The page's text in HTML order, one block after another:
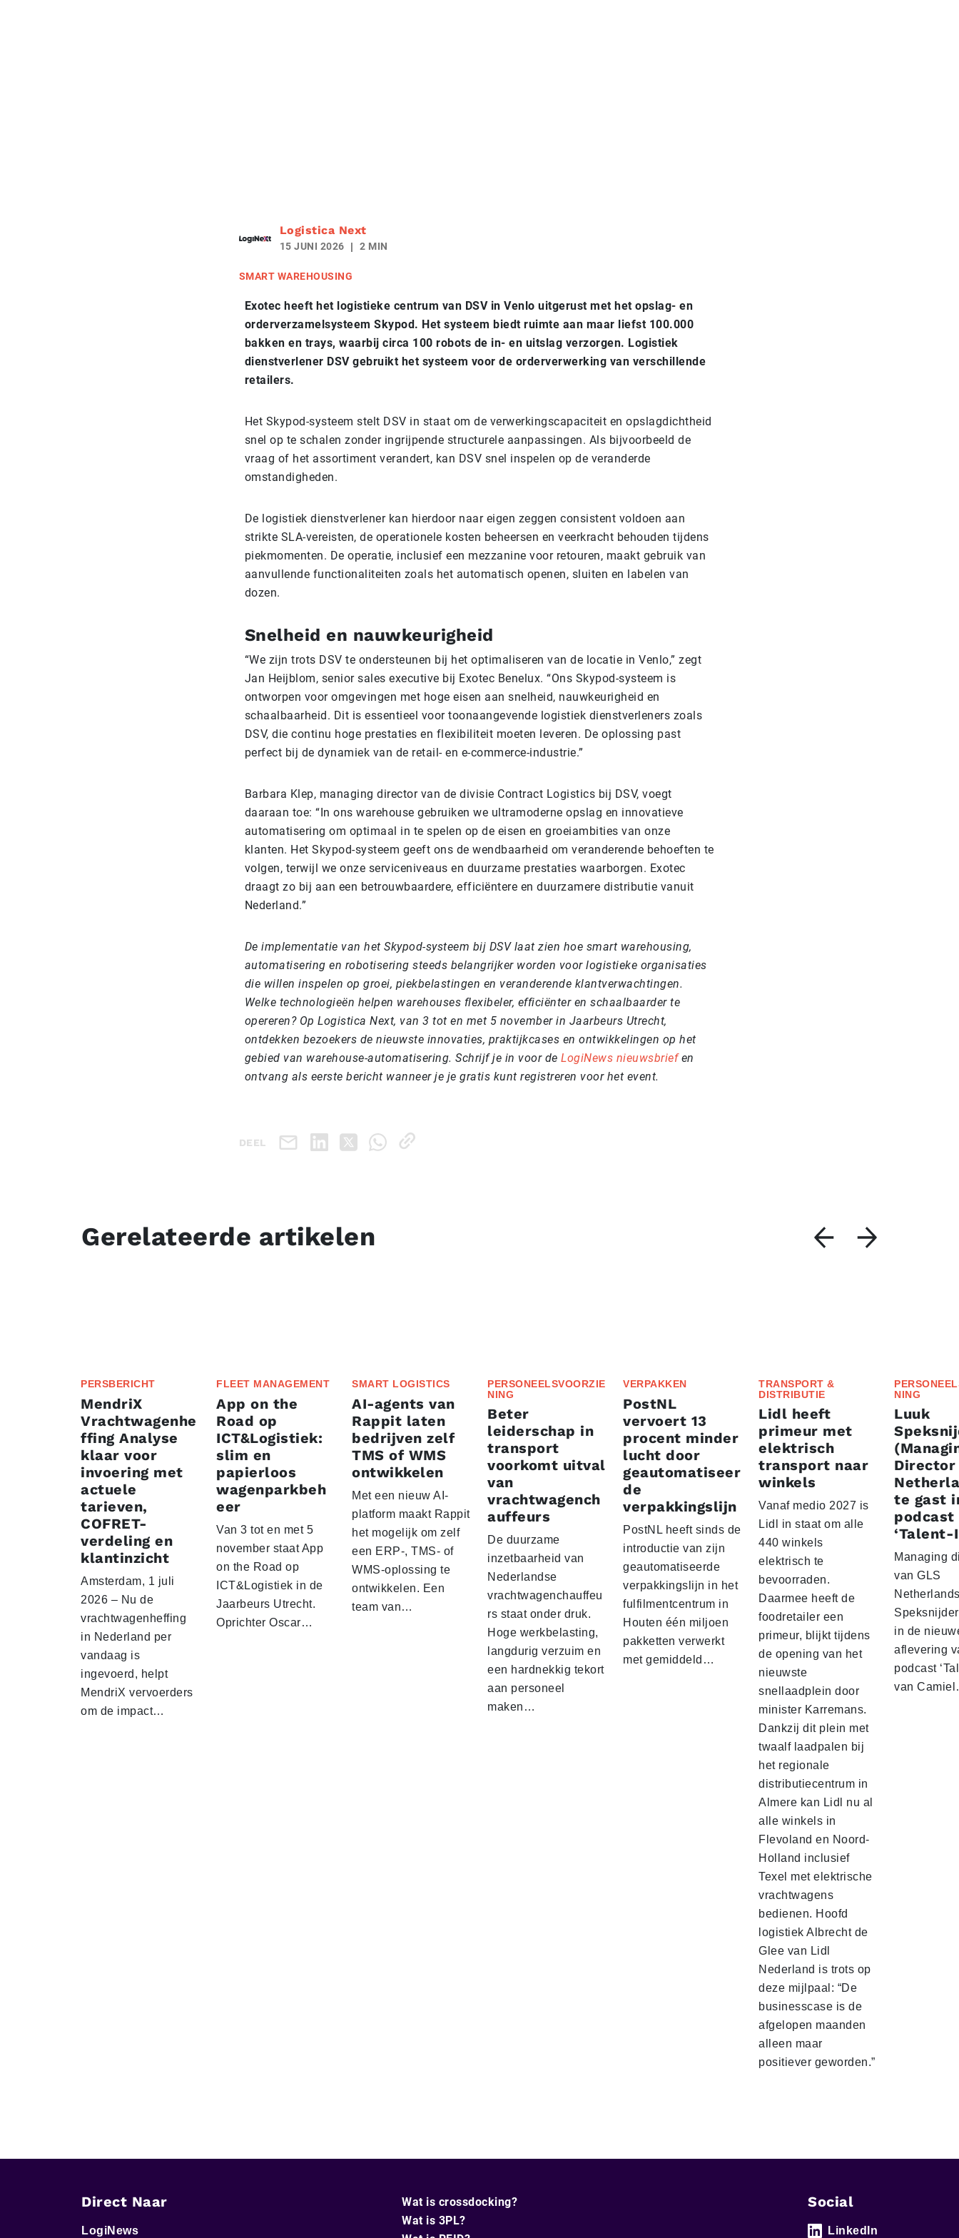
Logistica Next
15 JUNI 2026 2 MIN
SMART WAREHOUSING
Exotec heeft het logistieke centrum van DSV in Venlo uitgerust met het opslag- en
orderverzamelsysteem Skypod. Het systeem biedt ruimte aan maar liefst 100.000
bakken en trays, waarbij circa 100 robots de in- en uitslag verzorgen. Logistiek
dienstverlener DSV gebruikt het systeem voor de orderverwerking van verschillende
retailers.
Het Skypod-systeem stelt DSV in staat om de verwerkingscapaciteit en opslagdichtheid
snel op te schalen zonder ingrijpende structurele aanpassingen. Als bijvoorbeeld de
vraag of het assortiment verandert, kan DSV snel inspelen op de veranderde
omstandigheden.
De logistiek dienstverlener kan hierdoor naar eigen zeggen consistent voldoen aan
strikte SLA-vereisten, de operationele kosten beheersen en veerkracht behouden tijdens
piekmomenten. De operatie, inclusief een mezzanine voor retouren, maakt gebruik van
aanvullende functionaliteiten zoals het automatisch openen, sluiten en labelen van
dozen.
Snelheid en nauwkeurigheid
“We zijn trots DSV te ondersteunen bij het optimaliseren van de locatie in Venlo,” zegt
Jan Heijblom, senior sales executive bij Exotec Benelux. “Ons Skypod-systeem is
ontworpen voor omgevingen met hoge eisen aan snelheid, nauwkeurigheid en
schaalbaarheid. Dit is essentieel voor toonaangevende logistiek dienstverleners zoals
DSV, die continu hoge prestaties en flexibiliteit moeten leveren. De oplossing past
perfect bij de dynamiek van de retail- en e-commerce-industrie.”
Barbara Klep, managing director van de divisie Contract Logistics bij DSV, voegt
daaraan toe: “In ons warehouse gebruiken we ultramoderne opslag en innovatieve
automatisering om optimaal in te spelen op de eisen en groeiambities van onze
klanten. Het Skypod-systeem geeft ons de wendbaarheid om veranderende behoeften te
volgen, terwijl we onze serviceniveaus en duurzame prestaties waarborgen. Exotec
draagt zo bij aan een betrouwbaardere, efficiëntere en duurzamere distributie vanuit
Nederland.”
De implementatie van het Skypod-systeem bij DSV laat zien hoe smart warehousing,
automatisering en robotisering steeds belangrijker worden voor logistieke organisaties
die willen inspelen op groei, piekbelastingen en veranderende klantverwachtingen.
Welke technologieën helpen warehouses flexibeler, efficiënter en schaalbaarder te
opereren? Op Logistica Next, van 3 tot en met 5 november in Jaarbeurs Utrecht,
ontdekken bezoekers de nieuwste innovaties, praktijkcases en ontwikkelingen op het
gebied van warehouse-automatisering. Schrijf je in voor de LogiNews nieuwsbriefen
ontvang als eerste bericht wanneer je je gratis kunt registreren voor het event.
DEEL
Gerelateerde artikelen
PERSBERICHT
MendriX
Vrachtwagenhe
ffing Analyse
klaar voor
invoering met
actuele
tarieven,
COFRET-
verdeling en
klantinzicht
Amsterdam, 1 juli
2026 – Nu de
vrachtwagenheffing
in Nederland per
vandaag is
ingevoerd, helpt
MendriX vervoerders
om de impact…
FLEET MANAGEMENT
App on the
Road op
ICT&Logistiek:
slim en
papierloos
wagenparkbeh
eer
Van 3 tot en met 5
november staat App
on the Road op
ICT&Logistiek in de
Jaarbeurs Utrecht.
Oprichter Oscar…
SMART LOGISTICS
AI-agents van
Rappit laten
bedrijven zelf
TMS of WMS
ontwikkelen
Met een nieuw AI-
platform maakt Rappit
het mogelijk om zelf
een ERP-, TMS- of
WMS-oplossing te
ontwikkelen. Een
team van…
PERSONEELSVOORZIE
NING
Beter
leiderschap in
transport
voorkomt uitval
van
vrachtwagench
auffeurs
De duurzame
inzetbaarheid van
Nederlandse
vrachtwagenchauffeu
rs staat onder druk.
Hoge werkbelasting,
langdurig verzuim en
een hardnekkig tekort
aan personeel
maken…
VERPAKKEN
PostNL
vervoert 13
procent minder
lucht door
geautomatiseer
de
verpakkingslijn
PostNL heeft sinds de
introductie van zijn
geautomatiseerde
verpakkingslijn in het
fulfilmentcentrum in
Houten één miljoen
pakketten verwerkt
met gemiddeld…
TRANSPORT &
DISTRIBUTIE
Lidl heeft
primeur met
elektrisch
transport naar
winkels
Vanaf medio 2027 is
Lidl in staat om alle
440 winkels
elektrisch te
bevoorraden.
Daarmee heeft de
foodretailer een
primeur, blijkt tijdens
de opening van het
nieuwste
snellaadplein door
minister Karremans.
Dankzij dit plein met
twaalf laadpalen bij
het regionale
distributiecentrum in
Almere kan Lidl nu al
alle winkels in
Flevoland en Noord-
Holland inclusief
Texel met elektrische
vrachtwagens
bedienen. Hoofd
logistiek Albrecht de
Glee van Lidl
Nederland is trots op
deze mijlpaal: “De
businesscase is de
afgelopen maanden
alleen maar
positiever geworden.”
NING
Luuk
Director
te gast
podcast
‘Talent-
Managing
van GLS
in de
aflevering
podcast
van
Direct Naar
LogiNews
Wat is crossdocking?
Wat is 3PL?
Social
LinkedIn